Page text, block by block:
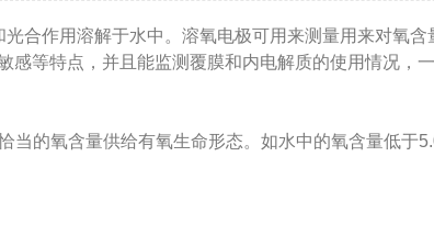
合作用溶解于水中。溶氧电极可用来测量用来对氧含
等特点，并且能监测覆膜和内电解质的使用情况，
的氧含量供给有氧生命形态。如水中的氧含量低于